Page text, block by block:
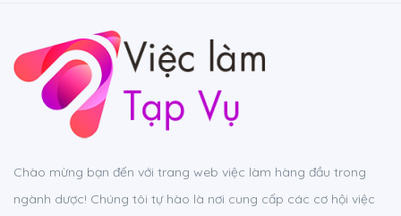
Chào mừng bạn đến với trang web việc làm hàng đầu trong
ngành dược! Chúng tôi tự hào là nơi cung cấp các cơ hội việc